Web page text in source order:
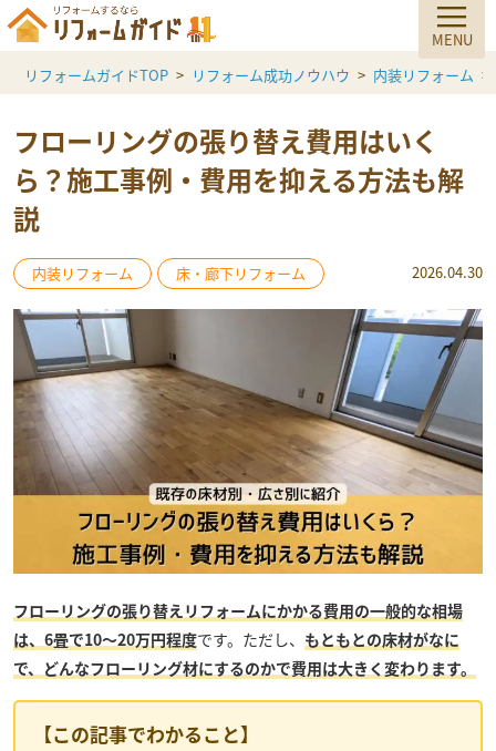
リフォームガイドTOP リフォーム成功ノウハウ 内装リフォーム
フローリングの張り替え費用はいく
ら？施工事例・費用を抑える方法も解
説
内装リフォーム 床・廊下リフォーム 2026.04.30
フローリングの張り替えリフォームにかかる費用の一般的な相場
は、6畳で10〜20万円程度です。ただし、 もともとの床材がなに
で、どんなフローリング材にするのかで費用は大きく変わります。
【この記事でわかること】